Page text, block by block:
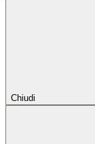
Chiudi